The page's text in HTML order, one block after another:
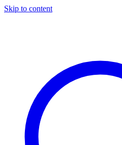
Skip to content